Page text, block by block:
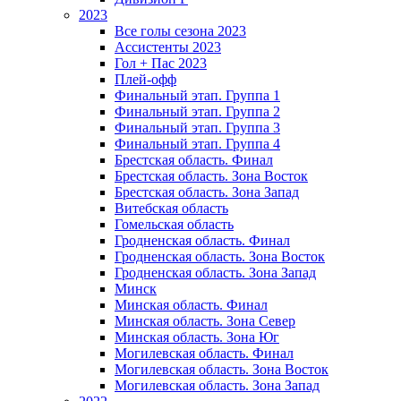
2023
Все голы сезона 2023
Ассистенты 2023
Гол + Пас 2023
Плей-офф
Финальный этап. Группа 1
Финальный этап. Группа 2
Финальный этап. Группа 3
Финальный этап. Группа 4
Брестская область. Финал
Брестская область. Зона Восток
Брестская область. Зона Запад
Витебская область
Гомельская область
Гродненская область. Финал
Гродненская область. Зона Восток
Гродненская область. Зона Запад
Минск
Минская область. Финал
Минская область. Зона Север
Минская область. Зона Юг
Могилевская область. Финал
Могилевская область. Зона Восток
Могилевская область. Зона Запад